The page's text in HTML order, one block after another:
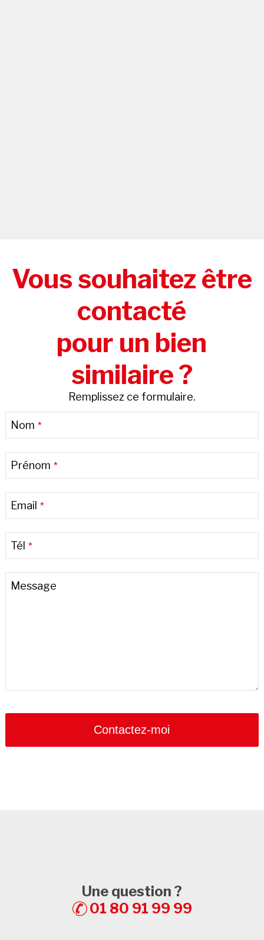
Vous souhaitez être
contacté
pour un bien
similaire ?
Remplissez ce formulaire.
Website
Nom *
Prénom *
Email *
Tél *
Message
Contactez-moi
Une question ?
01 80 91 99 99